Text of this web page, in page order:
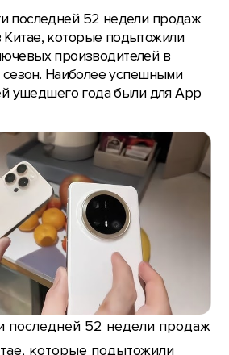
последней 52 недели продаж
которые подытожили
производителей в
Наиболее успешными
ушедшего года были для App
последней 52 недели продаж
которые подытожили